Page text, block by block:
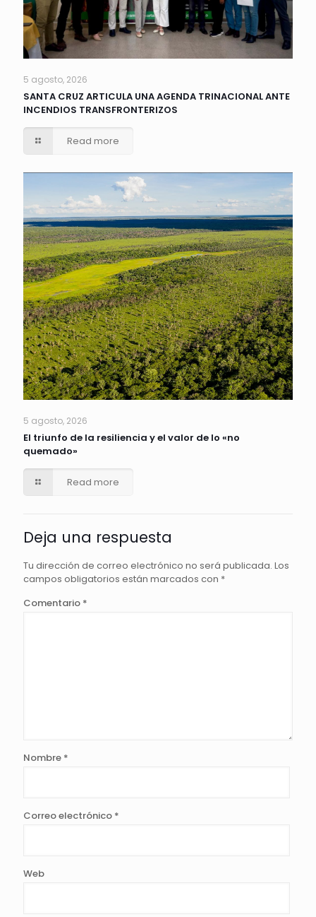
5 agosto, 2026
SANTA CRUZ ARTICULA UNA AGENDA TRINACIONAL ANTE
INCENDIOS TRANSFRONTERIZOS
Read more
5 agosto, 2026
El triunfo de la resiliencia y el valor de lo «no
quemado»
Read more
Deja una respuesta
Tu dirección de correo electrónico no será publicada. Los
campos obligatorios están marcados con *
Comentario *
Nombre *
Correo electrónico *
Web